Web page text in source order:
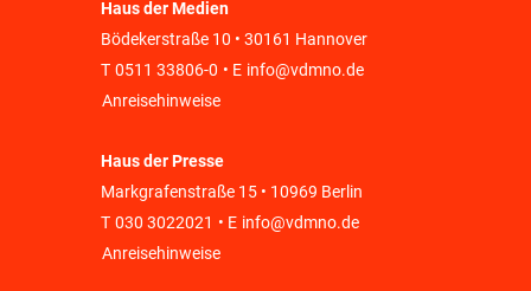
Haus der Medien
Bödekerstraße 10 • 30161 Hannover
T 0511 33806-0 • E info@vdmno.de
Anreisehinweise
Haus der Presse
Markgrafenstraße 15 • 10969 Berlin
T 030 3022021 • E info@vdmno.de
Anreisehinweise